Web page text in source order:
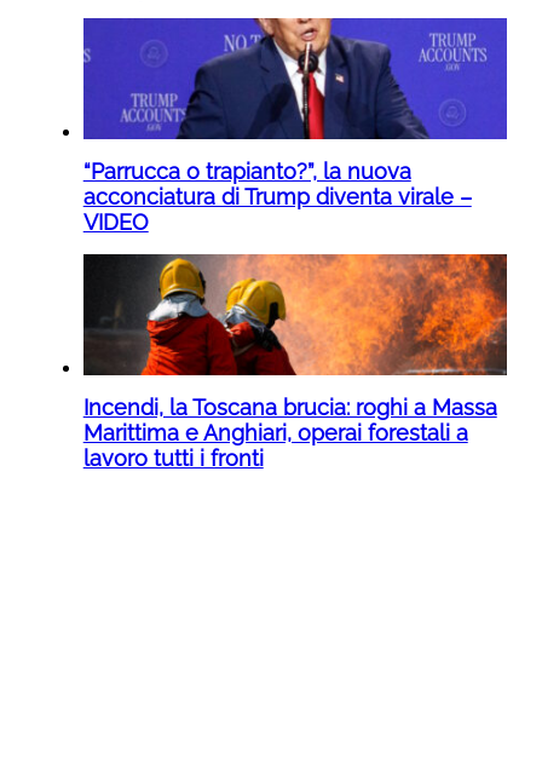
“Parrucca o trapianto?”, la nuova
acconciatura di Trump diventa virale –
VIDEO
Incendi, la Toscana brucia: roghi a Massa
Marittima e Anghiari, operai forestali a
lavoro tutti i fronti